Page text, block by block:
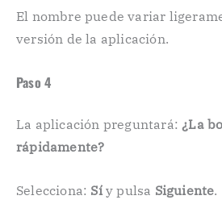
El nombre puede variar
versión de la aplicación.
Paso 4
La aplicación preguntará:¿La
rápidamente?
Selecciona: Síy pulsa Siguiente.